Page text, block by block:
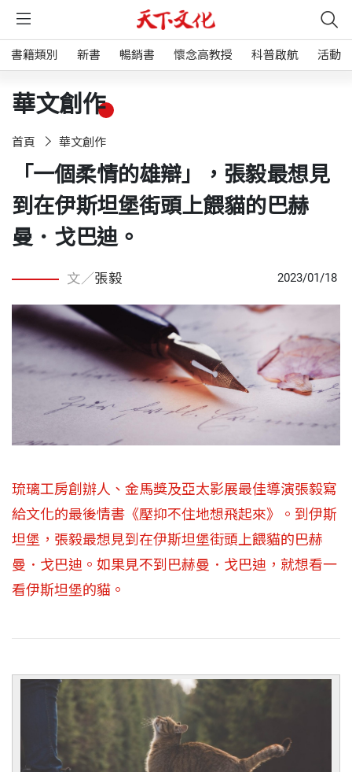
書籍類別 新書 暢銷書 懷念高教授 科普啟航 活動
華文創作
首頁 華文創作
「一個柔情的雄辯」，張毅最想見
到在伊斯坦堡街頭上餵貓的巴赫
曼．戈巴迪。
文／張毅 2023/01/18
琉璃工房創辦人、金馬獎及亞太影展最佳導演張毅寫
給文化的最後情書《壓抑不住地想飛起來》。到伊斯
坦堡，張毅最想見到在伊斯坦堡街頭上餵貓的巴赫
曼．戈巴迪。如果見不到巴赫曼．戈巴迪，就想看一
看伊斯坦堡的貓。